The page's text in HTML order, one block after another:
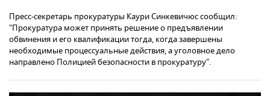
Пресс-секретарь прокуратуры Каури Синкевичюс сообщил:
"Прокуратура может принять решение о предъявлении
обвинения и его квалификации тогда, когда завершены
необходимые процессуальные действия, а уголовное дело
направлено Полицией безопасности в прокуратуру".